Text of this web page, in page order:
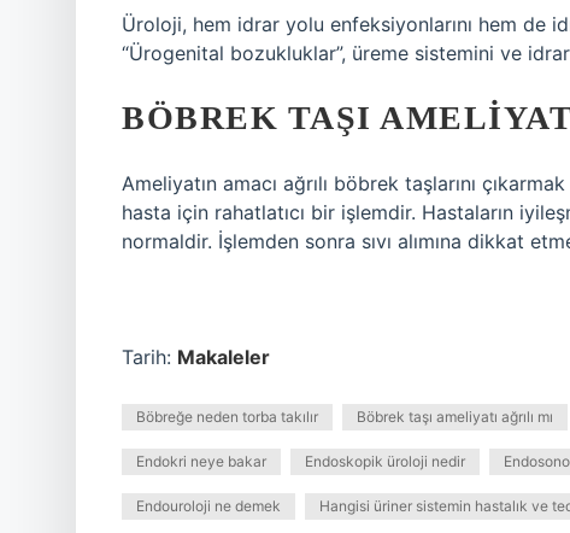
Üroloji, hem idrar yolu enfeksiyonlarını hem de
“Ürogenital bozukluklar”, üreme sistemini ve
BÖBREK TAŞI
Ameliyatın amacı ağrılı böbrek taşlarını
hasta için rahatlatıcı bir işlemdir. Hastaların
normaldir. İşlemden sonra sıvı alımına dikkat
Tarih: Makaleler
Böbreğe neden torba takılır Böbrek taşı ameliyatı ağrılı mı
Endokri neye bakar Endoskopik üroloji nedir
Endouroloji ne demek Hangisi üriner sistemin hastalık ve